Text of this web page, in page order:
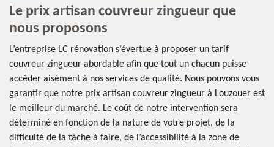
Le prix artisan couvreur zingueur que
nous proposons
L’entreprise LC rénovation s’évertue à proposer un tarif
couvreur zingueur abordable afin que tout un chacun puisse
accéder aisément à nos services de qualité. Nous pouvons vous
garantir que notre prix artisan couvreur zingueur à Louzouer est
le meilleur du marché. Le coût de notre intervention sera
déterminé en fonction de la nature de votre projet, de la
difficulté de la tâche à faire, de l’accessibilité à la zone de